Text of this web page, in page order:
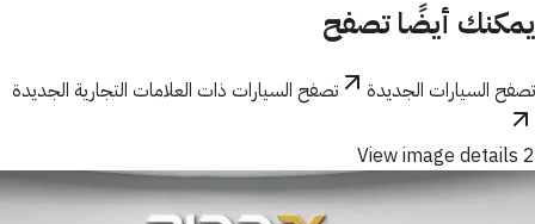
يمكنك أيضًا تصفح
تصفح السيارات الجديدة تصفح السيارات ذات العلامات التجارية الجديدة
View image details 2